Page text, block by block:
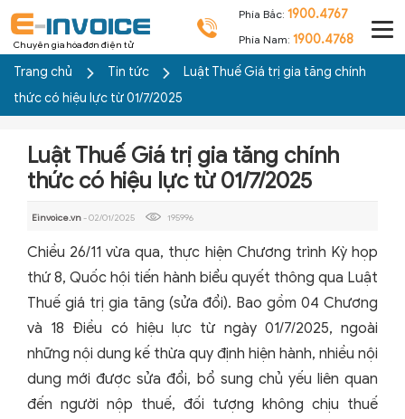
Chuyên gia hóa đơn điện tử
Phía Bắc: 1900.4767
Phía Nam: 1900.4768
Trang chủ Tin tức
Luật Thuế Giá trị gia tăng chính
thức có hiệu lực từ 01/7/2025
Luật Thuế Giá trị gia tăng chính
thức có hiệu lực từ 01/7/2025
Einvoice.vn- 02/01/2025 195996
Chiều 26/11 vừa qua, thực hiện Chương trình Kỳ họp
thứ 8, Quốc hội tiến hành biểu quyết thông qua Luật
Thuế giá trị gia tăng (sửa đổi). Bao gồm 04 Chương
và 18 Điều có hiệu lực từ ngày 01/7/2025, ngoài
những nội dung kế thừa quy định hiện hành, nhiều nội
dung mới được sửa đổi, bổ sung chủ yếu liên quan
đến người nộp thuế, đối tượng không chịu thuế